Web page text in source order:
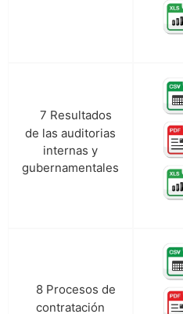
7 Resultados
de las auditorias
internas y
gubernamentales
8 Procesos de
contratación